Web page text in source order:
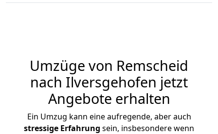
Umzüge von Remscheid
nach Ilversgehofen jetzt
Angebote erhalten
Ein Umzug kann eine aufregende, aber auch
stressige Erfahrung sein, insbesondere wenn